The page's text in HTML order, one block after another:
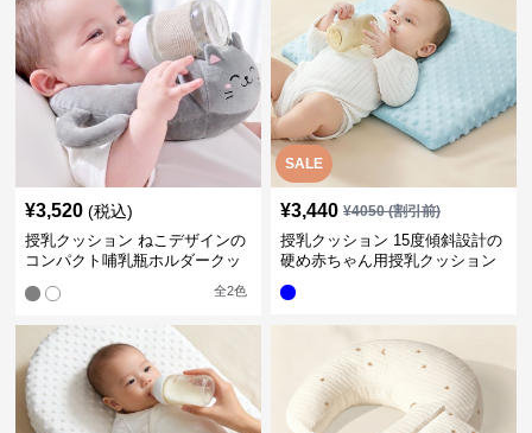
¥3,520 (税込)
授乳クッション ねこデザインの
コンパクト哺乳瓶ホルダークッ
全2色
SALE
¥3,440 ¥4050(割引前)
授乳クッション 15度傾斜設計の
硬め赤ちゃん用授乳クッション